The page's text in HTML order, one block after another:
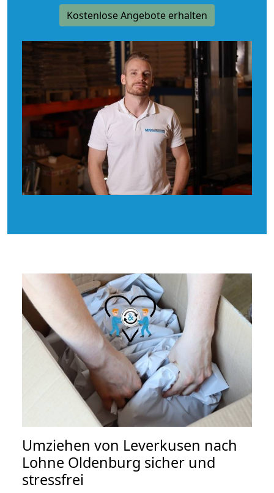
Kostenlose Angebote erhalten
Umziehen von Leverkusen nach
Lohne Oldenburg sicher und
stressfrei